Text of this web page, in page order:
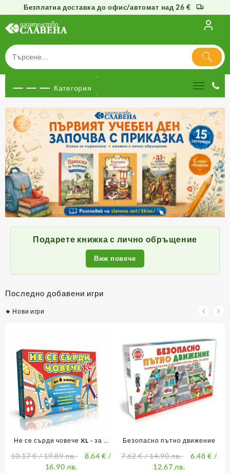
Безплатна доставка до офис/автомат над 26 €
Категория
Подарете книжка с лично обръщение
Виж повече
Последно добавени игри
★ Нови игри
Не се сърди човече XL - за 8
10.17€/ 19.89 лв. 8.64€ /
16.90 лв.
Безопасно пътно движение
7.62€/ 14.90 лв. 6.48€ /
12.67 лв.